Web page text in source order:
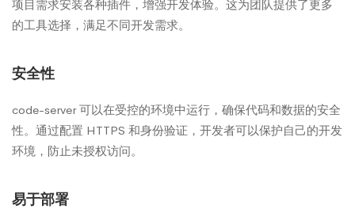
项目需求安装各种插件，增强开发体验。这为团队提供了更多
的工具选择，满足不同开发需求。
安全性
code-server 可以在受控的环境中运行，确保代码和数据的安全
性。通过配置 HTTPS 和身份验证，开发者可以保护自己的开发
环境，防止未授权访问。
易于部署